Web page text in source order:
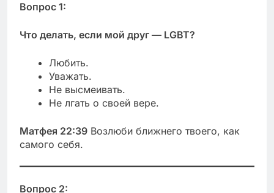
Вопрос 1:
Что делать, если мой друг — LGBT?
Любить.
Уважать.
Не высмеивать.
Не лгать о своей вере.
Матфея 22:39 Возлюби ближнего твоего, как
самого себя.
Вопрос 2: